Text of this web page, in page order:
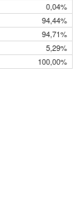
0,04%
94,44%
94,71%
5,29%
100,00%